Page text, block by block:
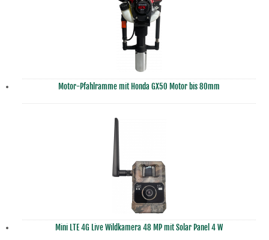
Motor-Pfahlramme mit Honda GX50 Motor bis 80mm
Mini LTE 4G Live Wildkamera 48 MP mit Solar Panel 4 W